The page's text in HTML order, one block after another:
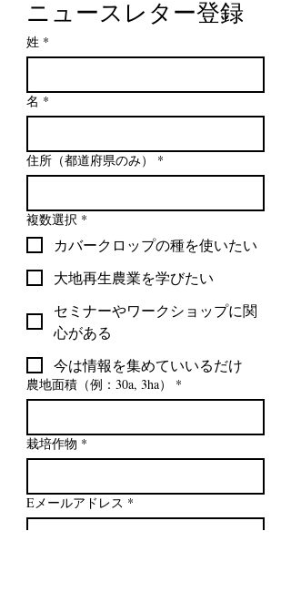
ニュースレター登録
姓 *
名 *
住所（都道府県のみ） *
複数選択 *
カバークロップの種を使いたい
大地再生農業を学びたい
セミナーやワークショップに関
心がある
今は情報を集めていいるだけ
農地面積（例：30a, 3ha） *
栽培作物 *
Eメールアドレス *